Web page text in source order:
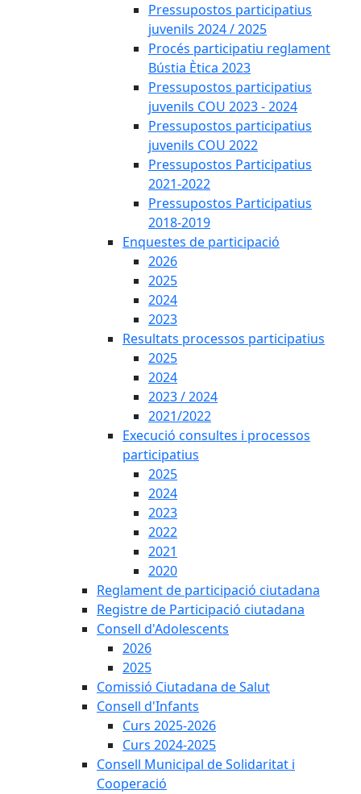
Pressupostos participatius
juvenils 2024 / 2025
Procés participatiu reglament
Bústia Ètica 2023
Pressupostos participatius
juvenils COU 2023 - 2024
Pressupostos participatius
juvenils COU 2022
Pressupostos Participatius
2021-2022
Pressupostos Participatius
2018-2019
Enquestes de participació
2026
2025
2024
2023
Resultats processos participatius
2025
2024
2023 / 2024
2021/2022
Execució consultes i processos
participatius
2025
2024
2023
2022
2021
2020
Reglament de participació ciutadana
Registre de Participació ciutadana
Consell d'Adolescents
2026
2025
Comissió Ciutadana de Salut
Consell d'Infants
Curs 2025-2026
Curs 2024-2025
Consell Municipal de Solidaritat i
Cooperació